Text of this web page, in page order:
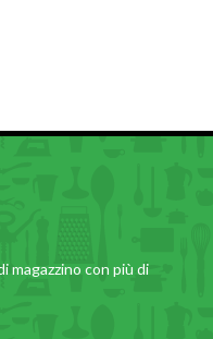
magazzino con più di